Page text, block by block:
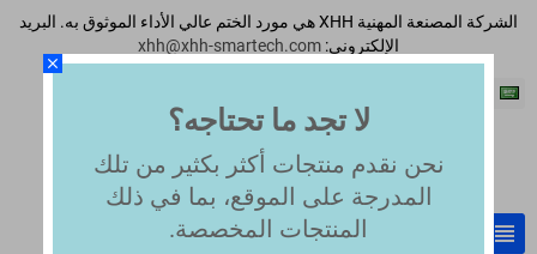
الشركة المصنعة المهنية XHH هي مورد الختم عالي الأداء الموثوق به. البريد
الإلكتروني: xhh@xhh-smartech.com
view_headline
close
لا تجد ما تحتاجه؟
نحن نقدم منتجات أكثر بكثير من تلك
المدرجة على الموقع، بما في ذلك
المنتجات المخصصة.